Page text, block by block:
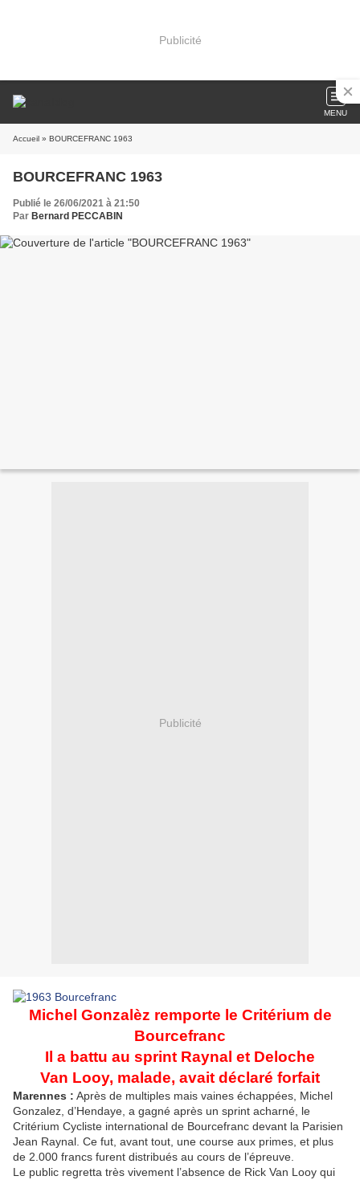
Publicité
MENU
Accueil » BOURCEFRANC 1963
BOURCEFRANC 1963
Publié le 26/06/2021 à 21:50
Par Bernard PECCABIN
Publicité
Michel Gonzalèz remporte le Critérium de
Bourcefranc
Il a battu au sprint Raynal et Deloche
Van Looy, malade, avait déclaré forfait
Marennes : Après de multiples mais vaines échappées, Michel
Gonzalez, d’Hendaye, a gagné après un sprint acharné, le
Critérium Cycliste international de Bourcefranc devant la Parisien
Jean Raynal. Ce fut, avant tout, une course aux primes, et plus
de 2.000 francs furent distribués au cours de l’épreuve.
Le public regretta très vivement l’absence de Rick Van Looy qui